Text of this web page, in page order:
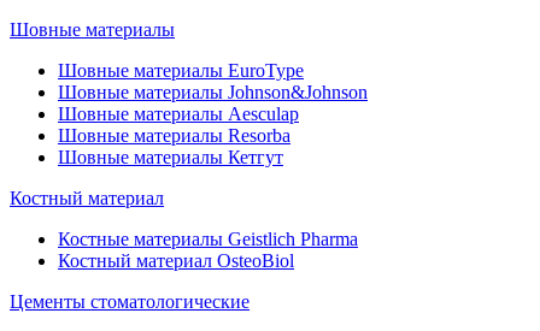
Шовные материалы
Шовные материалы EuroType
Шовные материалы Johnson&Johnson
Шовные материалы Aesculap
Шовные материалы Resorba
Шовные материалы Кетгут
Костный материал
Костные материалы Geistlich Pharma
Костный материал OsteoBiol
Цементы стоматологические